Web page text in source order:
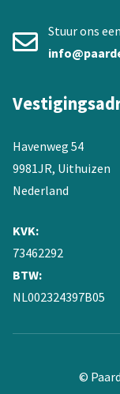
Stuur ons
Havenweg 54
9981JR, Uithuizen
Nederland
KVK:
73462292
BTW:
NL002324397B05
©